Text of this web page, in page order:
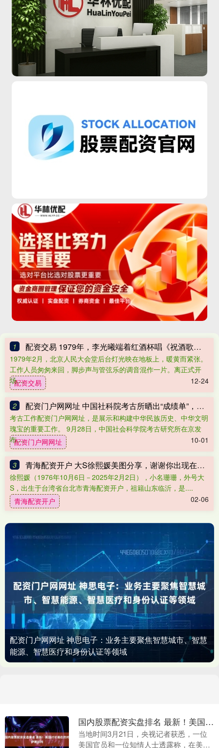
1 配资交易 1979年，李光曦端着红酒杯唱《祝酒歌》，看到李先念站起身：坏了
1979年2月，北京人民大会堂后台灯光映在地板上，暖黄而紧张。
工作人员匆匆来回，脚步声与管弦乐的调音混作一片。离正式开
场....
配资交易 12-24
2 配资门户网网址 中国社科院考古所晒出“成绩单”，揭示更多“何以中国”的答案
考古工作配资门户网网址，是展示和构建中华民族历史、中华文明
瑰宝的重要工作。 9月28日，中国社会科学院考古研究所在京发
布....
配资门户网网址 10-01
3 青海配资开户 大S徐熙媛美图分享，谢谢你出现在我的青春里！
徐熙媛（1976年10月6日－2025年2月2日），小名珊珊，外号大
S，出生于台湾省台北市青海配资开户，祖籍山东临沂，是....
青海配资开户
02-06
配资门户网网址 神思电子：业务主要聚焦智慧城市、智慧
能源、智慧医疗和身份认证等领域
国内股票配资实盘排名 最新！美国讨论潜在的对伊朗谈判
当地时间3月21日，央视记者获悉，一位
美国官员和一位知情人士透露称，在美以